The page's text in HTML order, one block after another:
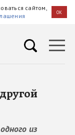
сайтом,
OK
из